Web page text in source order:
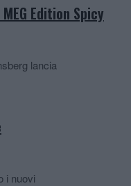
Edition Spicy
lancia
i nuovi